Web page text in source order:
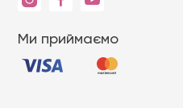
Ми приймаємо